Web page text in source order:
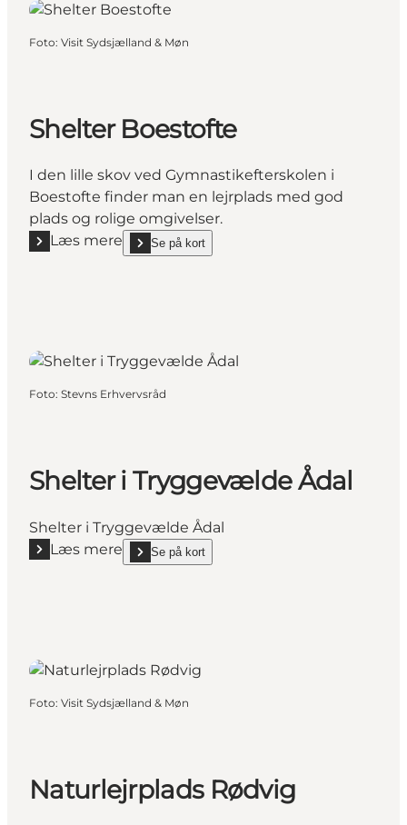
Foto: Visit Sydsjælland & Møn
Shelter Boestofte
I den lille skov ved Gymnastikefterskolen i
Boestofte finder man en lejrplads med god
plads og rolige omgivelser.
Læs mere
Læs mere "Shelter Boestofte"
Se på kort
show Shelter Boestofte on_map
Foto: Stevns Erhvervsråd
Shelter i Tryggevælde Ådal
Shelter i Tryggevælde Ådal
Læs mere
Læs mere "Shelter i Tryggevælde Ådal"
Se på kort
show Shelter i Tryggevælde Ådal on_map
Foto: Visit Sydsjælland & Møn
Naturlejrplads Rødvig